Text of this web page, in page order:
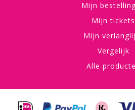
Mijn
Mijn tickets
Mijn
Vergelijk
Alle